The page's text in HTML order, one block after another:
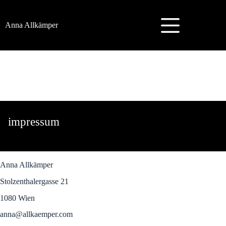
springen
Anna Allkämper
impressum
Anna Allkämper
Stolzenthalergasse 21
1080 Wien
anna@allkaemper.com